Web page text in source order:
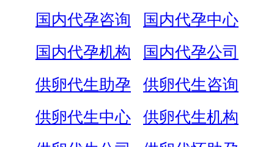
国内代孕咨询
国内代孕中心
国内代孕机构
国内代孕公司
供卵代生助孕
供卵代生咨询
供卵代生中心
供卵代生机构